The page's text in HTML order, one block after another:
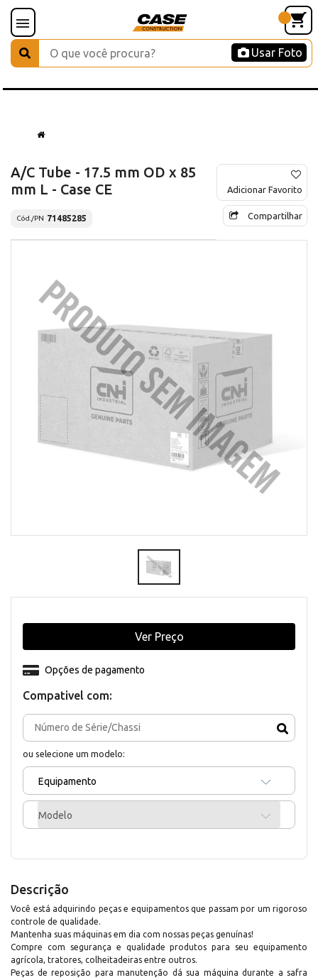
Usar Foto
A/C Tube - 17.5 mm OD x 85
mm L - Case CE
Cód./PN 71485285
Adicionar Favorito
Compartilhar
Compativel com:
ou selecione um modelo:
Equipamento
Modelo
Opções de pagamento
Ver Preço
Descrição
Você está adquirindo peças e equipamentos que passam por um rigoroso
controle de qualidade.
Mantenha suas máquinas em dia com nossas peças genuínas!
Compre com segurança e qualidade produtos para seu equipamento
agrícola, tratores, colheitadeiras entre outros.
Peças de reposição para manutenção dá sua máquina durante a safra